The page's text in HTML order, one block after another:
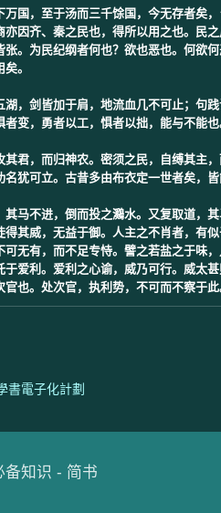
万国，至于汤而三千馀国，今无存者矣
亦因齐、秦之民也，得所以用之也。民
张。为民纪纲者何也？欲也恶也。何欲
。
湖，剑皆加于肩，地流血几不可止；句
者变，勇者以工，惧者以拙，能与不能
其君，而归神农。密须之民，自缚其主
名犹可立。古昔多由布衣定一世者矣，
其马不进，倒而投之鸂水。又复取道，
得其威，无益于御。人主之不肖者，有
可无有，而不足专恃。譬之若盐之于味
于爱利。爱利之心谕，威乃可行。威太
書電子化計劃
备知识 - 简书